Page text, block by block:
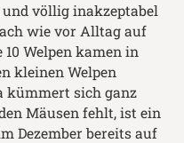
völlig inakzeptabel
wie vor Alltag auf
Welpen kamen in
kleinen Welpen
kümmert sich ganz
Mäusen fehlt, ist ein
Dezember bereits auf